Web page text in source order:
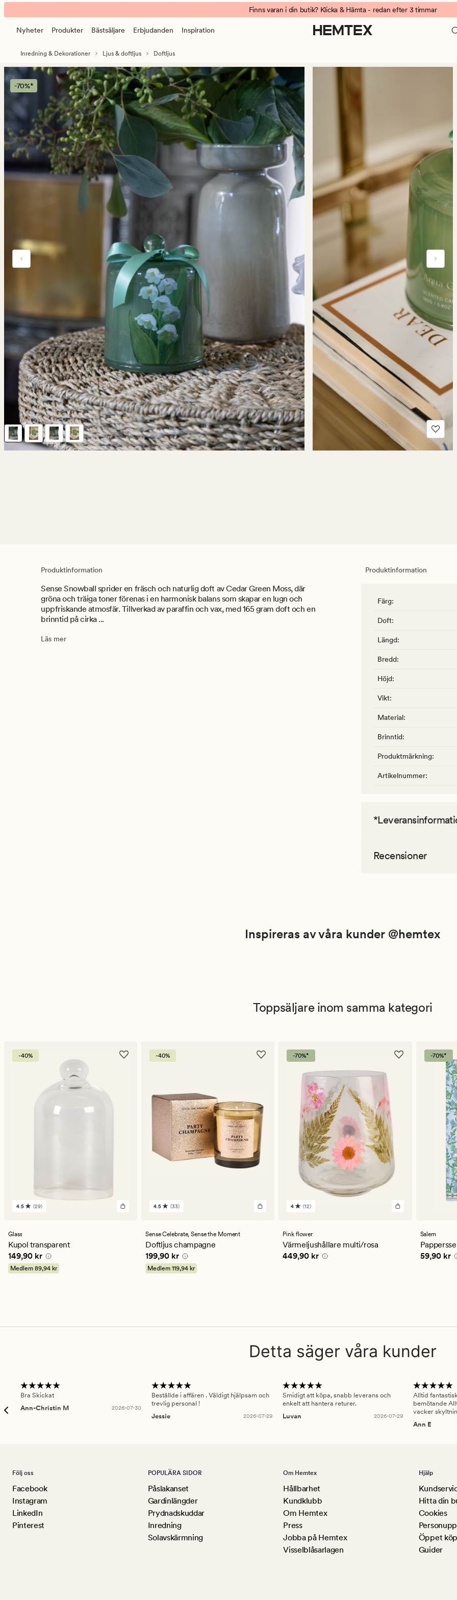
Sense
Snowball
dome
multi/grön
banner.
Klicka
ESCAPE
för
att
pausa.
Finns varan i din butik? Klicka & Hämta - redan efter 3 timmar
Nyheter Produkter Bästsäljare Erbjudanden Inspiration
Inredning & Dekorationer Ljus & doftljus Doftljus
-70%*
Produktinformation
Sense Snowball sprider en fräsch och naturlig doft av Cedar Green Moss, där
gröna och träiga toner förenas i en harmonisk balans som skapar en lugn och
uppfriskande atmosfär. Tillverkad av paraffin och vax, med 165 gram doft och en
brinntid på cirka ...
Läs mer
Produktinformation
Färg:
Doft:
Längd:
Bredd:
Höjd:
Vikt:
Material:
Brinntid:
Produktmärkning:
Artikelnummer:
Recensioner
Inspireras av våra kunder @hemtex
Toppsäljare inom samma kategori
-40%
29
ett
genomsnittligt
betyg
på
4.5
4.5 (29)
Glass
Kupol transparent
Pris 149,90 kr
149,90 kr
Medlem 89,94 kr
-40%
33
ett
genomsnittligt
betyg
på
4.5
4.5 (33)
Sense Celebrate,Sense the Moment
Doftljus champagne
Pris 199,90 kr
199,90 kr
Medlem119,94 kr
-70%*
12
ett
genomsnittligt
betyg
på
4 (12)
Pink flower
Värmeljushållare multi/rosa
Pris 449,90 kr
449,90 kr
-70%*
Salem
Pris
59,90 kr
Detta säger våra kunder
Bra Skickat
Ann-Christin M
2026-07-30
Beställde i affären . Väldigt hjälpsam och
trevlig personal !
Jessie
2026-07-29
Smidigt att köpa, snabb leverans och
enkelt att hantera returer.
Luvan
2026-07-29
Alltid
bemötande
vacker
Ann E
Följ oss
Facebook
Instagram
LinkedIn
Pinterest
POPULÄRA SIDOR
Påslakanset
Gardinlängder
Prydnadskuddar
Inredning
Solavskärmning
Om Hemtex
Hållbarhet
Kundklubb
Om Hemtex
Press
Jobba på Hemtex
Visselblåsarlagen
Hjälp
Hitta din
Cookies
Öppet
Guider